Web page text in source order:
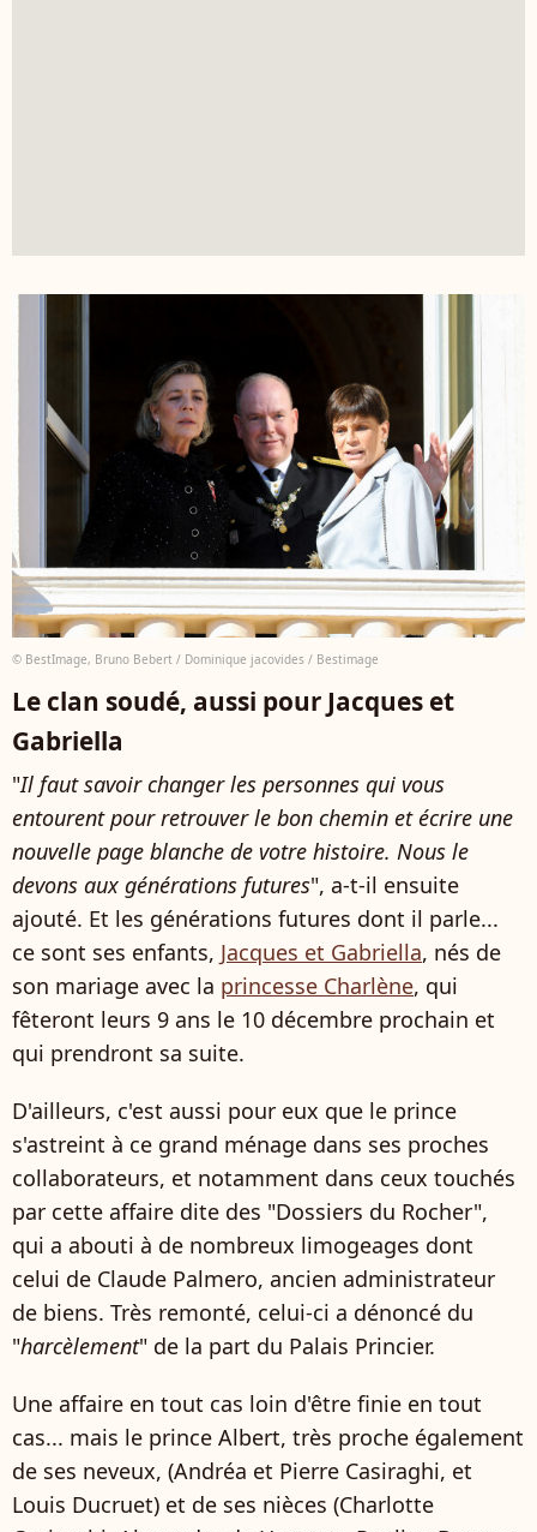
© BestImage, Bruno Bebert / Dominique jacovides / Bestimage
Le clan soudé, aussi pour Jacques et
Gabriella
"Il faut savoir changer les personnes qui vous
entourent pour retrouver le bon chemin et écrire une
nouvelle page blanche de votre histoire. Nous le
devons aux générations futures", a-t-il ensuite
ajouté. Et les générations futures dont il parle...
ce sont ses enfants, Jacques et Gabriella, nés de
son mariage avec la princesse Charlène, qui
fêteront leurs 9 ans le 10 décembre prochain et
qui prendront sa suite.
D'ailleurs, c'est aussi pour eux que le prince
s'astreint à ce grand ménage dans ses proches
collaborateurs, et notamment dans ceux touchés
par cette affaire dite des "Dossiers du Rocher",
qui a abouti à de nombreux limogeages dont
celui de Claude Palmero, ancien administrateur
de biens. Très remonté, celui-ci a dénoncé du
"harcèlement" de la part du Palais Princier.
Une affaire en tout cas loin d'être finie en tout
cas... mais le prince Albert, très proche également
de ses neveux, (Andréa et Pierre Casiraghi, et
Louis Ducruet) et de ses nièces (Charlotte